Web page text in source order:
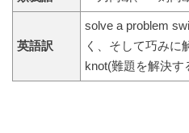
英語訳
solve a problem
く、そして巧みに
knot(難題を解決す